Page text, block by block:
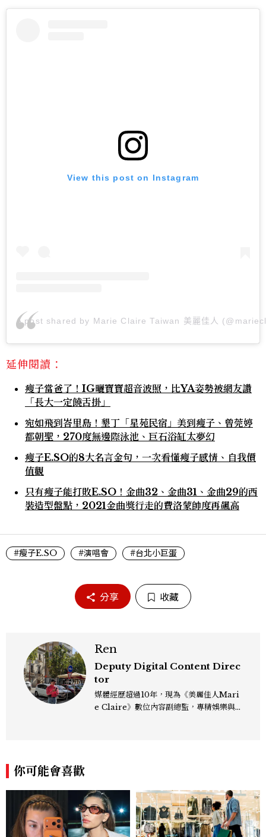
View this post on Instagram
A post shared by Marie Claire Taiwan 美麗佳人
延伸閱讀：
瘦子當爸了！IG曬寶寶超音波照，比YA姿勢被網友讚
「長大一定饒舌掛」
宛如飛到峇里島！墾丁「星苑民宿」美到瘦子、曾莞婷
都朝聖，270度無邊際泳池、巨石浴缸太夢幻
瘦子E.SO的8大名言金句，一次看懂瘦子感情、自我價
值觀
只有瘦子能打敗E.SO！金曲32、金曲31、金曲29的西
裝造型盤點，2021金曲獎行走的費洛蒙帥度再飆高
#瘦子E.SO #演唱會 #台北小巨蛋
分享 收藏
Ren
Deputy Digital Content Direc
tor
媒體經歷超過10年，現為《美麗佳人Mari
e Claire》數位內容副總監，專精娛樂與
你可能會喜歡